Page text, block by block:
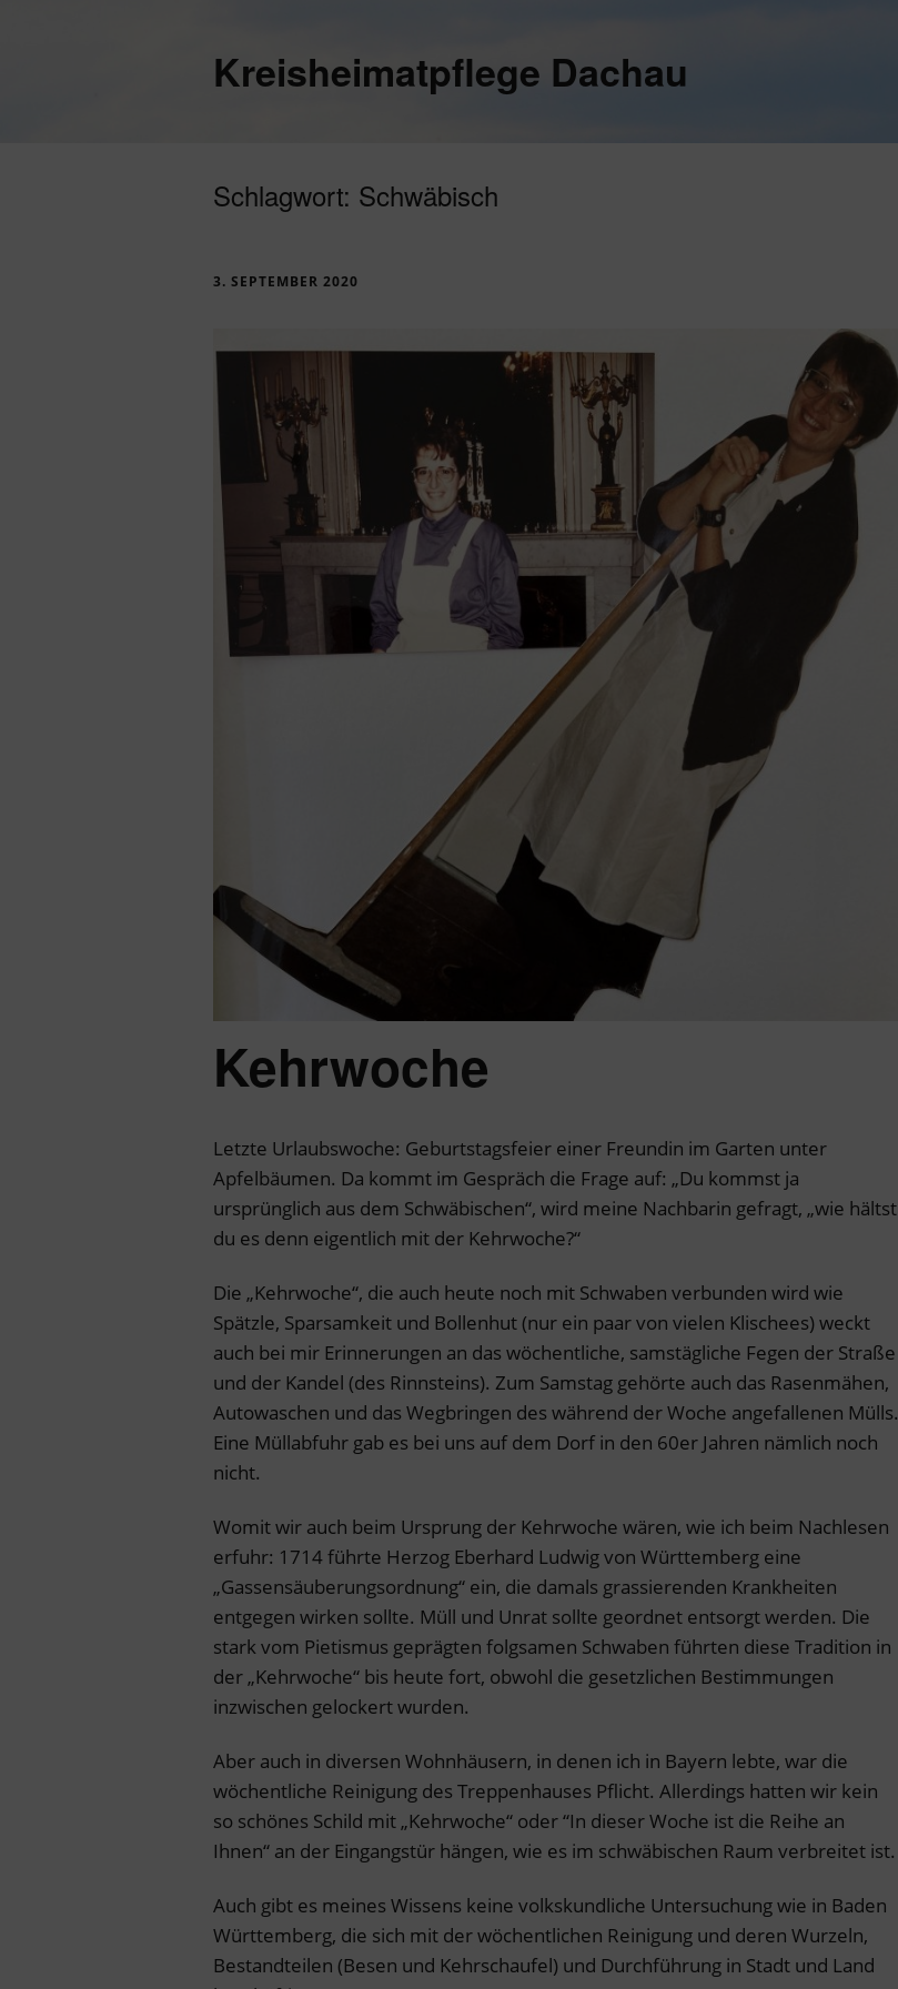
Kreisheimatpflege Dachau
Schlagwort: Schwäbisch
3. SEPTEMBER 2020
Kehrwoche
Letzte Urlaubswoche: Geburtstagsfeier einer Freundin im Garten unter
Apfelbäumen. Da kommt im Gespräch die Frage auf: „Du kommst ja
ursprünglich aus dem Schwäbischen“, wird meine Nachbarin gefragt, „wie hältst
du es denn eigentlich mit der Kehrwoche?“
Die „Kehrwoche“, die auch heute noch mit Schwaben verbunden wird wie
Spätzle, Sparsamkeit und Bollenhut (nur ein paar von vielen Klischees) weckt
auch bei mir Erinnerungen an das wöchentliche, samstägliche Fegen der Straße
und der Kandel (des Rinnsteins). Zum Samstag gehörte auch das Rasenmähen,
Autowaschen und das Wegbringen des während der Woche angefallenen Mülls.
Eine Müllabfuhr gab es bei uns auf dem Dorf in den 60er Jahren nämlich noch
nicht.
Womit wir auch beim Ursprung der Kehrwoche wären, wie ich beim Nachlesen
erfuhr: 1714 führte Herzog Eberhard Ludwig von Württemberg eine
„Gassensäuberungsordnung“ ein, die damals grassierenden Krankheiten
entgegen wirken sollte. Müll und Unrat sollte geordnet entsorgt werden. Die
stark vom Pietismus geprägten folgsamen Schwaben führten diese Tradition in
der „Kehrwoche“ bis heute fort, obwohl die gesetzlichen Bestimmungen
inzwischen gelockert wurden.
Aber auch in diversen Wohnhäusern, in denen ich in Bayern lebte, war die
wöchentliche Reinigung des Treppenhauses Pflicht. Allerdings hatten wir kein
so schönes Schild mit „Kehrwoche“ oder “In dieser Woche ist die Reihe an
Ihnen“ an der Eingangstür hängen, wie es im schwäbischen Raum verbreitet ist.
Auch gibt es meines Wissens keine volkskundliche Untersuchung wie in Baden
Württemberg, die sich mit der wöchentlichen Reinigung und deren Wurzeln,
Bestandteilen (Besen und Kehrschaufel) und Durchführung in Stadt und Land